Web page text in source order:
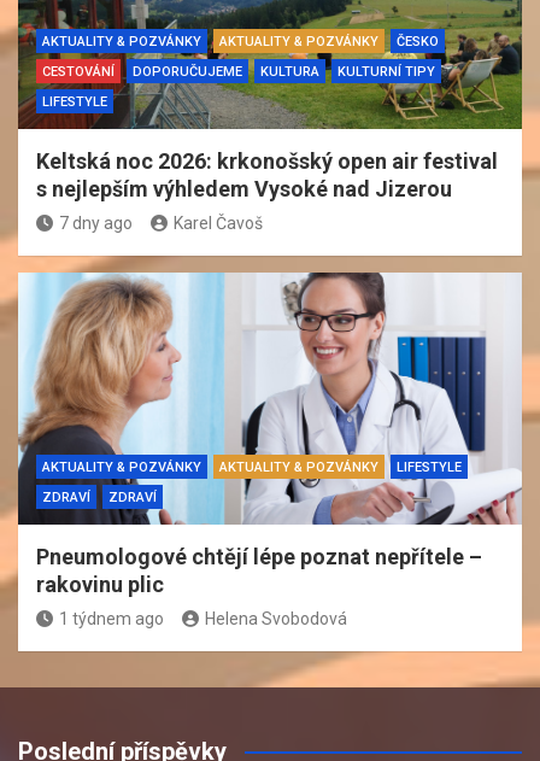
AKTUALITY & POZVÁNKY AKTUALITY & POZVÁNKY
ČESKO
CESTOVÁNÍ
DOPORUČUJEME KULTURA
KULTURNÍ TIPY
LIFESTYLE
Keltská noc 2026: krkonošský open air festival
s nejlepším výhledem Vysoké nad Jizerou
7 dny ago Karel Čavoš
AKTUALITY & POZVÁNKY AKTUALITY & POZVÁNKY
LIFESTYLE
ZDRAVÍ
ZDRAVÍ
Pneumologové chtějí lépe poznat nepřítele –
rakovinu plic
1 týdnem ago Helena Svobodová
Poslední příspěvky